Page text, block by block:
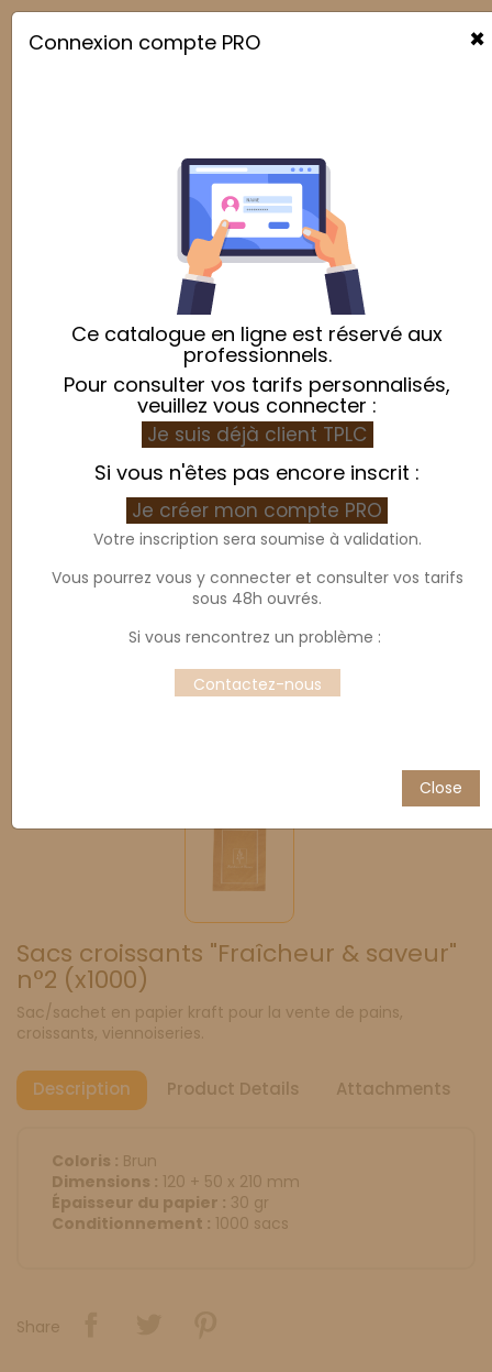

Sacs croissants "Fraîcheur & saveur"
n°2 (x1000)
Sac/sachet en papier kraft pour la vente de pains,
croissants, viennoiseries.
Description Product Details Attachments
Coloris : Brun
Dimensions : 120 + 50 x 210 mm
Épaisseur du papier : 30 gr
Conditionnement : 1000 sacs
Share
×
Connexion compte PRO
Ce catalogue en ligne est réservé aux
professionnels.
Pour consulter vos tarifs personnalisés,
veuillez vous connecter :
Je suis déjà client TPLC
Si vous n'êtes pas encore inscrit :
Je créer mon compte PRO
Votre inscription sera soumise à validation.
Vous pourrez vous y connecter et consulter vos tarifs
sous 48h ouvrés.
Si vous rencontrez un problème :
Contactez-nous
Close